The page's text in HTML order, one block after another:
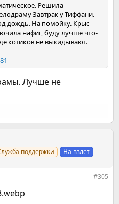
Решила
Завтрак у Тиффани.
дождь. На помойку. Крыс
нафиг, буду лучше что-
котиков не выкидывают.
Лучше не
поддержки На взлет
#305